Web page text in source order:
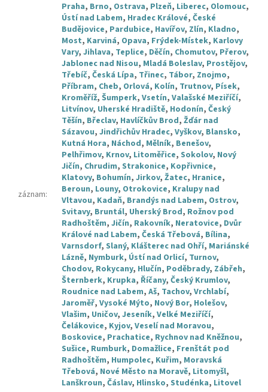
záznam:
Praha, Brno, Ostrava, Plzeň, Liberec, Olomouc,
Ústí nad Labem, Hradec Králové, České
Budějovice, Pardubice, Havířov, Zlín, Kladno,
Most, Karviná, Opava, Frýdek-Místek, Karlovy
Vary, Jihlava, Teplice, Děčín, Chomutov, Přerov,
Jablonec nad Nisou, Mladá Boleslav, Prostějov,
Třebíč, Česká Lípa, Třinec, Tábor, Znojmo,
Příbram, Cheb, Orlová, Kolín, Trutnov, Písek,
Kroměříž, Šumperk, Vsetín, Valašské Meziříčí,
Litvínov, Uherské Hradiště, Hodonín, Český
Těšín, Břeclav, Havlíčkův Brod, Žďár nad
Sázavou, Jindřichův Hradec, Vyškov, Blansko,
Kutná Hora, Náchod, Mělník, Benešov,
Pelhřimov, Krnov, Litoměřice, Sokolov, Nový
Jičín, Chrudim, Strakonice, Kopřivnice,
Klatovy, Bohumín, Jirkov, Žatec, Hranice,
Beroun, Louny, Otrokovice, Kralupy nad
Vltavou, Kadaň, Brandýs nad Labem, Ostrov,
Svitavy, Bruntál, Uherský Brod, Rožnov pod
Radhoštěm, Jičín, Rakovník, Neratovice, Dvůr
Králové nad Labem, Česká Třebová, Bílina,
Varnsdorf, Slaný, Klášterec nad Ohří, Mariánské
Lázně, Nymburk, Ústí nad Orlicí, Turnov,
Chodov, Rokycany, Hlučín, Poděbrady, Zábřeh,
Šternberk, Krupka, Říčany, Český Krumlov,
Roudnice nad Labem, Aš, Tachov, Vrchlabí,
Jaroměř, Vysoké Mýto, Nový Bor, Holešov,
Vlašim, Uničov, Jeseník, Velké Meziříčí,
Čelákovice, Kyjov, Veselí nad Moravou,
Boskovice, Prachatice, Rychnov nad Kněžnou,
Sušice, Rumburk, Domažlice, Frenštát pod
Radhoštěm, Humpolec, Kuřim, Moravská
Třebová, Nové Město na Moravě, Litomyšl,
Lanškroun, Čáslav, Hlinsko, Studénka, Litovel